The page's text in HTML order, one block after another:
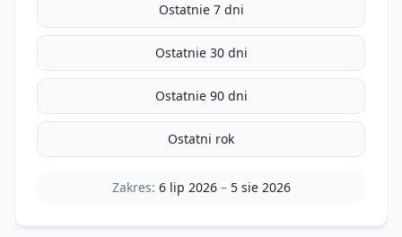
Ostatnie 7 dni
Ostatnie 30 dni
Ostatnie 90 dni
Ostatni rok
Zakres: 6 lip 2026– 5 sie 2026